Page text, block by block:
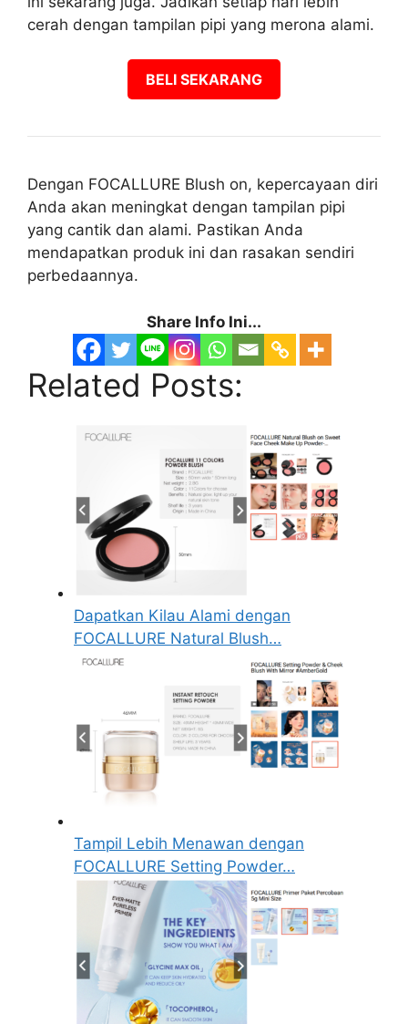
cerah dengan tampilan pipi yang merona alami.
BELI SEKARANG
Dengan FOCALLURE Blush on, kepercayaan diri
Anda akan meningkat dengan tampilan pipi
yang cantik dan alami. Pastikan Anda
mendapatkan produk ini dan rasakan sendiri
perbedaannya.
Share Info Ini...
Related Posts:
Dapatkan Kilau Alami dengan
FOCALLURE Natural Blush…
Tampil Lebih Menawan dengan
FOCALLURE Setting Powder…